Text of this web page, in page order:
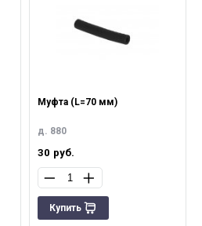
Муфта (L=70 мм)
д. 880
30 руб.
Купить